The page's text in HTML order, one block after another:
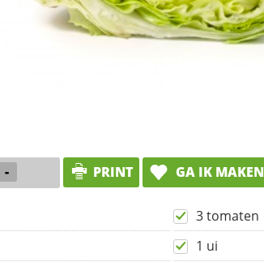
- PRINT GA IK MAKEN
3 tomaten
1 ui